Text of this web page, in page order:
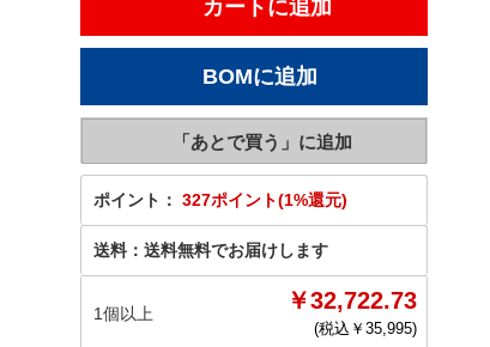
ポイント： 327ポイント(1%還元)
送料： 送料無料でお届けします
1個以上 ￥32,722.73
(税込￥ 35,995)